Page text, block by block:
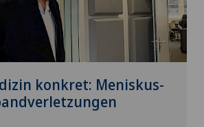
konkret: Meniskus-